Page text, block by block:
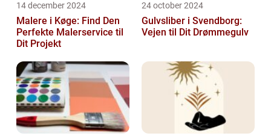
14 december 2024
Malere i Køge: Find Den
Perfekte Malerservice til
Dit Projekt
24 october 2024
Gulvsliber i Svendborg:
Vejen til Dit Drømmegulv